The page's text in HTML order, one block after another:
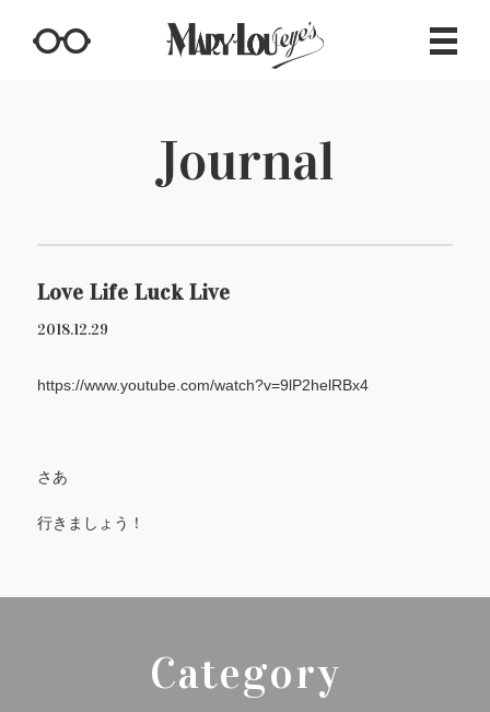
Journal
Love Life Luck Live
2018.12.29
https://www.youtube.com/watch?v=9lP2helRBx4
さあ
行きましょう！
Category